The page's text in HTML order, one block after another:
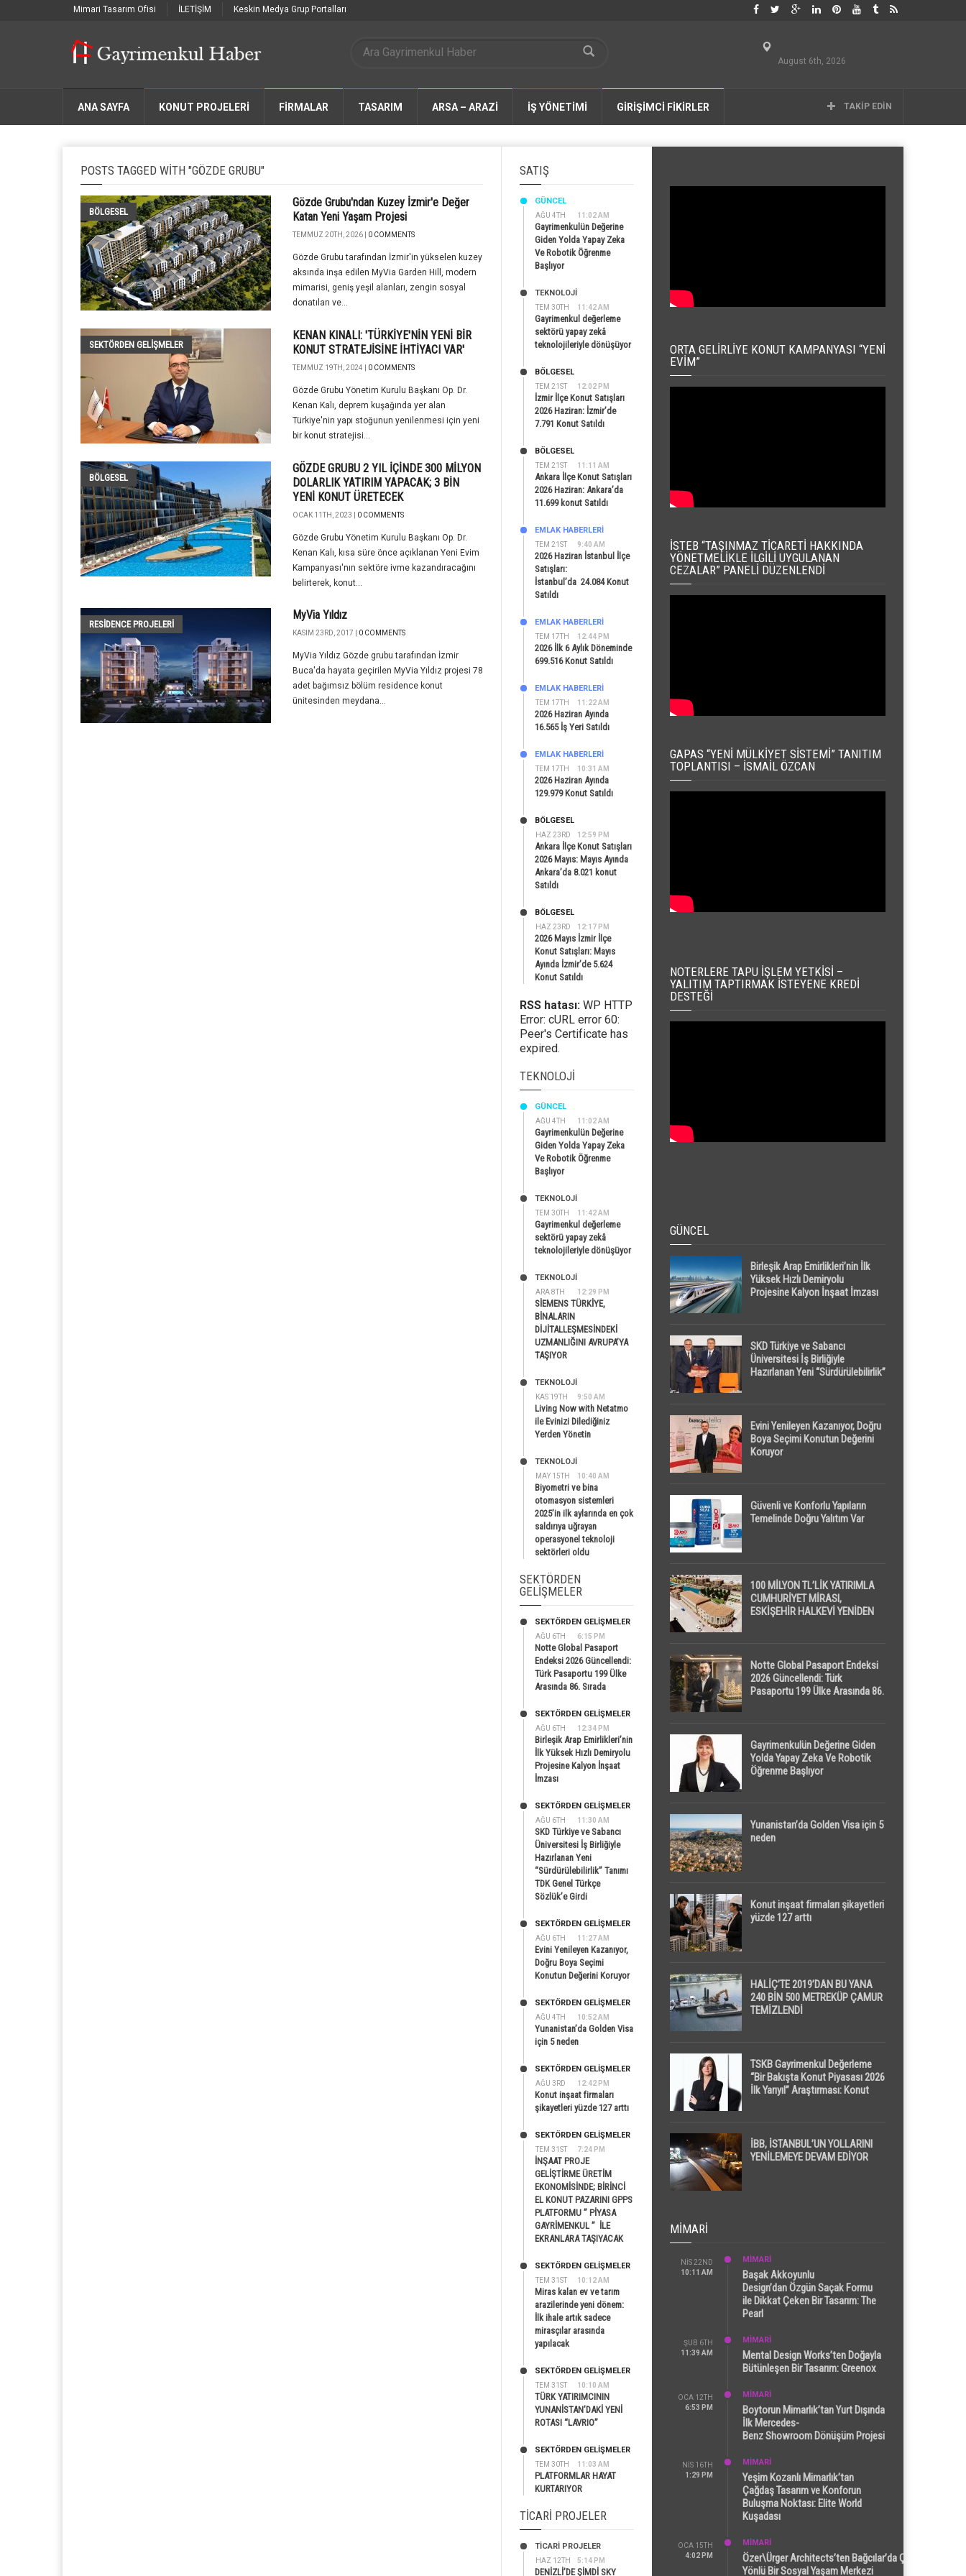
Mimari Tasarım Ofisi İLETİŞİM Keskin Medya Grup Portalları
August 6th, 2026
ANA SAYFA KONUT PROJELERİ FIRMALAR TASARIM ARSA – ARAZİ İŞ YÖNETİMİ GİRİŞİMCİ FİKİRLER TAKIP EDIN
POSTS TAGGED WITH "GÖZDE GRUBU"
BÖLGESEL
Gözde Grubu'ndan Kuzey İzmir'e Değer
Katan Yeni Yaşam Projesi
TEMMUZ 20TH, 2026 | 0 COMMENTS
Gözde Grubu tarafından İzmir'in yükselen kuzey
aksında inşa edilen MyVia Garden Hill, modern
mimarisi, geniş yeşil alanları, zengin sosyal
donatıları ve...
SEKTÖRDEN GELIŞMELER
KENAN KINALI: 'TÜRKİYE'NİN YENİ BİR
KONUT STRATEJİSİNE İHTİYACI VAR'
TEMMUZ 19TH, 2024 | 0 COMMENTS
Gözde Grubu Yönetim Kurulu Başkanı Op. Dr.
Kenan Kalı, deprem kuşağında yer alan
Türkiye'nin yapı stoğunun yenilenmesi için yeni
bir konut stratejisi...
BÖLGESEL
GÖZDE GRUBU 2 YIL İÇİNDE 300 MİLYON
DOLARLIK YATIRIM YAPACAK; 3 BİN
YENİ KONUT ÜRETECEK
OCAK 11TH, 2023 | 0 COMMENTS
Gözde Grubu Yönetim Kurulu Başkanı Op. Dr.
Kenan Kalı, kısa süre önce açıklanan Yeni Evim
Kampanyası'nın sektöre ivme kazandıracağını
belirterek, konut...
RESIDENCE PROJELERI
MyVia Yıldız
KASIM 23RD, 2017 | 0 COMMENTS
MyVia Yıldız Gözde grubu tarafından İzmir
Buca'da hayata geçirilen MyVia Yıldız projesi 78
adet bağımsız bölüm residence konut
ünitesinden meydana...
SATIŞ
AĞU 4TH 11:02 AM
GÜNCEL
Gayrimenkulün Değerine
Giden Yolda Yapay Zeka
Ve Robotik Öğrenme
Başlıyor
TEM 30TH 11:42 AM
TEKNOLOJİ
Gayrimenkul değerleme
sektörü yapay zekâ
teknolojileriyle dönüşüyor
TEM 21ST 12:02 PM
BÖLGESEL
İzmir İlçe Konut Satışları
2026 Haziran: İzmir’de
7.791 Konut Satıldı
TEM 21ST 11:11 AM
BÖLGESEL
Ankara İlçe Konut Satışları
2026 Haziran: Ankara’da
11.699 konut Satıldı
TEM 21ST 9:40 AM
EMLAK HABERLERI
2026 Haziran İstanbul İlçe
Satışları:
İstanbul’da 24.084 Konut
Satıldı
TEM 17TH 12:44 PM
EMLAK HABERLERI
2026 İlk 6 Aylık Döneminde
699.516 Konut Satıldı
TEM 17TH 11:22 AM
EMLAK HABERLERI
2026 Haziran Ayında
16.565 İş Yeri Satıldı
TEM 17TH 10:31 AM
EMLAK HABERLERI
2026 Haziran Ayında
129.979 Konut Satıldı
HAZ 23RD 12:59 PM
BÖLGESEL
Ankara İlçe Konut Satışları
2026 Mayıs: Mayıs Ayında
Ankara’da 8.021 konut
Satıldı
HAZ 23RD 12:17 PM
BÖLGESEL
2026 Mayıs İzmir İlçe
Konut Satışları: Mayıs
Ayında İzmir’de 5.624
Konut Satıldı
RSS hatası: WP HTTP
Error: cURL error 60:
Peer's Certificate has
expired.
TEKNOLOJI
AĞU 4TH 11:02 AM
GÜNCEL
Gayrimenkulün Değerine
Giden Yolda Yapay Zeka
Ve Robotik Öğrenme
Başlıyor
TEM 30TH 11:42 AM
TEKNOLOJİ
Gayrimenkul değerleme
sektörü yapay zekâ
teknolojileriyle dönüşüyor
ARA 8TH 12:29 PM
TEKNOLOJİ
SİEMENS TÜRKİYE,
BİNALARIN
DİJİTALLEŞMESİNDEKİ
UZMANLIĞINI AVRUPA’YA
TAŞIYOR
KAS 19TH 9:50 AM
TEKNOLOJİ
Living Now with Netatmo
ile Evinizi Dilediğiniz
Yerden Yönetin
MAY 15TH 10:40 AM
TEKNOLOJİ
Biyometri ve bina
otomasyon sistemleri
2025’in ilk aylarında en çok
saldırıya uğrayan
operasyonel teknoloji
sektörleri oldu
SEKTÖRDEN
GELIŞMELER
AĞU 6TH 6:15 PM
SEKTÖRDEN GELIŞMELER
Notte Global Pasaport
Endeksi 2026 Güncellendi:
Türk Pasaportu 199 Ülke
Arasında 86. Sırada
AĞU 6TH 12:34 PM
SEKTÖRDEN GELIŞMELER
Birleşik Arap Emirlikleri’nin
İlk Yüksek Hızlı Demiryolu
Projesine Kalyon İnşaat
İmzası
AĞU 6TH 11:30 AM
SEKTÖRDEN GELIŞMELER
SKD Türkiye ve Sabancı
Üniversitesi İş Birliğiyle
Hazırlanan Yeni
“Sürdürülebilirlik” Tanımı
TDK Genel Türkçe
Sözlük’e Girdi
AĞU 6TH 11:27 AM
SEKTÖRDEN GELIŞMELER
Evini Yenileyen Kazanıyor,
Doğru Boya Seçimi
Konutun Değerini Koruyor
AĞU 4TH 10:52 AM
SEKTÖRDEN GELIŞMELER
Yunanistan’da Golden Visa
için 5 neden
AĞU 3RD 12:42 PM
SEKTÖRDEN GELIŞMELER
Konut inşaat firmaları
şikayetleri yüzde 127 arttı
TEM 31ST 7:24 PM
SEKTÖRDEN GELIŞMELER
İNŞAAT PROJE
GELİŞTİRME ÜRETİM
EKONOMİSİNDE; BİRİNCİ
EL KONUT PAZARINI GPPS
PLATFORMU ” PİYASA
GAYRİMENKUL ” İLE
EKRANLARA TAŞIYACAK
TEM 31ST 10:12 AM
SEKTÖRDEN GELIŞMELER
Miras kalan ev ve tarım
arazilerinde yeni dönem:
İlk ihale artık sadece
mirasçılar arasında
yapılacak
TEM 31ST 10:10 AM
SEKTÖRDEN GELIŞMELER
TÜRK YATIRIMCININ
YUNANİSTAN’DAKİ YENİ
ROTASI “LAVRIO”
TEM 30TH 11:03 AM
SEKTÖRDEN GELIŞMELER
PLATFORMLAR HAYAT
KURTARIYOR
TICARI PROJELER
HAZ 12TH 5:14 PM
TİCARİ PROJELER
DENİZLİ’DE ŞİMDİ SKY
ORTA GELIRLIYE KONUT KAMPANYASI “YENI
EVIM”
İSTEB “TAŞINMAZ TICARETI HAKKINDA
YÖNETMELIKLE İLGILI UYGULANAN
CEZALAR” PANELI DÜZENLENDI
GAPAS “YENI MÜLKIYET SISTEMI” TANITIM
TOPLANTISI – İSMAIL ÖZCAN
NOTERLERE TAPU İŞLEM YETKISI –
YALITIM TAPTIRMAK İSTEYENE KREDI
DESTEĞI
GÜNCEL
Birleşik Arap Emirlikleri’nin İlk
Yüksek Hızlı Demiryolu
Projesine Kalyon İnşaat İmzası
SKD Türkiye ve Sabancı
Üniversitesi İş Birliğiyle
Hazırlanan Yeni “Sürdürülebilirlik”
Evini Yenileyen Kazanıyor, Doğru
Boya Seçimi Konutun Değerini
Koruyor
Güvenli ve Konforlu Yapıların
Temelinde Doğru Yalıtım Var
100 MİLYON TL’LİK YATIRIMLA
CUMHURİYET MİRASI,
ESKİŞEHİR HALKEVİ YENİDEN
Notte Global Pasaport Endeksi
2026 Güncellendi: Türk
Pasaportu 199 Ülke Arasında 86.
Gayrimenkulün Değerine Giden
Yolda Yapay Zeka Ve Robotik
Öğrenme Başlıyor
Yunanistan’da Golden Visa için 5
neden
Konut inşaat firmaları şikayetleri
yüzde 127 arttı
HALİÇ’TE 2019’DAN BU YANA
240 BİN 500 METREKÜP ÇAMUR
TEMİZLENDİ
TSKB Gayrimenkul Değerleme
“Bir Bakışta Konut Piyasası 2026
İlk Yarıyıl” Araştırması: Konut
Dikkat Çekti
İBB, İSTANBUL’UN YOLLARINI
YENİLEMEYE DEVAM EDİYOR
MIMARI
NIS 22ND
10:11 AM
MİMARİ
Başak Akkoyunlu
Design’dan Özgün Saçak Formu
ile Dikkat Çeken Bir Tasarım: The
Pearl
ŞUB 6TH
11:39 AM
MİMARİ
Mental Design Works’ten Doğayla
Bütünleşen Bir Tasarım: Greenox
OCA 12TH
6:53 PM
MİMARİ
Boytorun Mimarlık’tan Yurt Dışında
İlk Mercedes-
Benz Showroom Dönüşüm Projesi
NIS 16TH
1:29 PM
MİMARİ
Yeşim Kozanlı Mimarlık’tan
Çağdaş Tasarım ve Konforun
Buluşma Noktası: Elite World
Kuşadası
OCA 15TH
4:02 PM
MİMARİ
Özer\Ürger Architects’ten Bağcılar’da Çok
Yönlü Bir Sosyal Yaşam Merkezi